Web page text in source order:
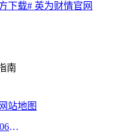
下载# 英为财情官网
南
网站地图
黑公网安备23060302000213号